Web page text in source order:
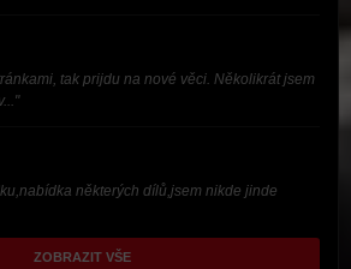
tak prijdu na nové věci. Několikrát jsem
některých dílů,jsem nikde jinde
ZOBRAZIT VŠE